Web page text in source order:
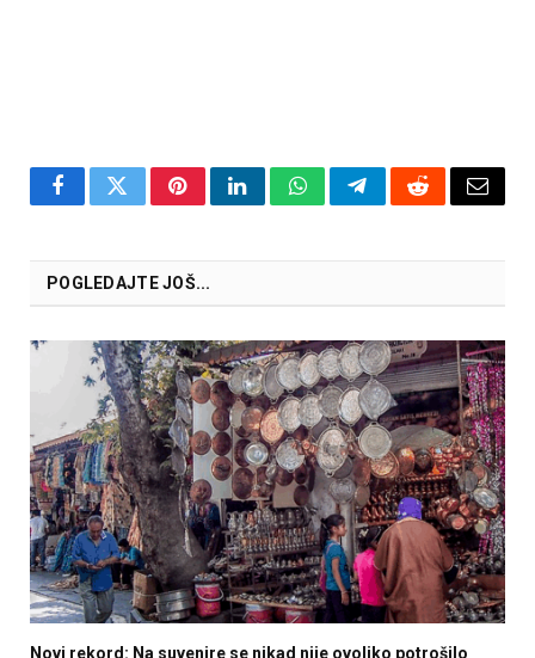
FacebookTwitterPinterestLinkedInWhatsAppTelegramRedditEmail
POGLEDAJTE JOŠ...
Novi rekord: Na suvenire se nikad nije ovoliko potrošilo